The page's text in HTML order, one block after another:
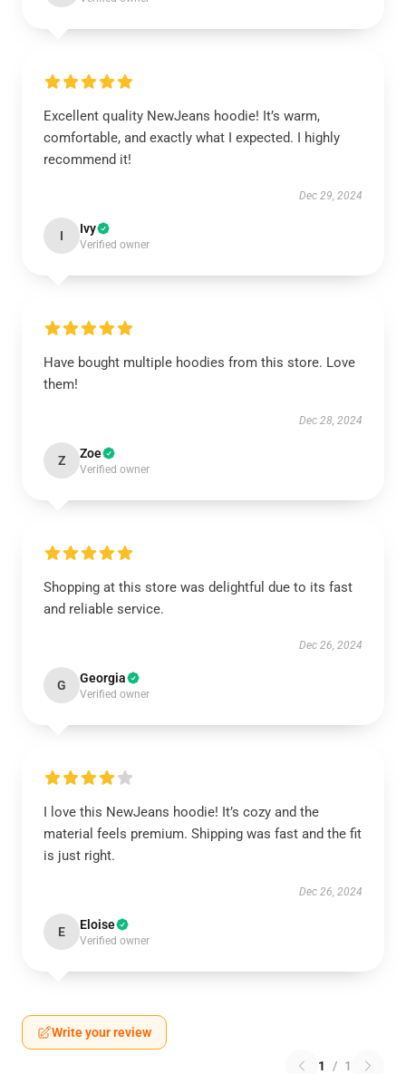
Excellent quality NewJeans hoodie! It’s warm,
comfortable, and exactly what I expected. I highly
recommend it!
Dec 29, 2024
I Ivy
Verified owner
Have bought multiple hoodies from this store. Love
them!
Dec 28, 2024
Z Zoe
Verified owner
Shopping at this store was delightful due to its fast
and reliable service.
Dec 26, 2024
G Georgia
Verified owner
I love this NewJeans hoodie! It’s cozy and the
material feels premium. Shipping was fast and the fit
is just right.
Dec 26, 2024
E Eloise
Verified owner
Write your review
1 / 1